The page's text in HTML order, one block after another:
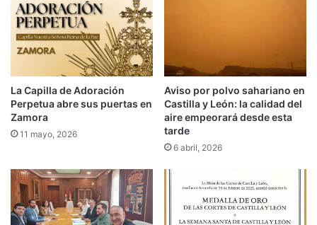
La Capilla de Adoración
Perpetua abre sus puertas en
Zamora
11 mayo, 2026
Aviso por polvo sahariano en
Castilla y León: la calidad del
aire empeorará desde esta
tarde
6 abril, 2026